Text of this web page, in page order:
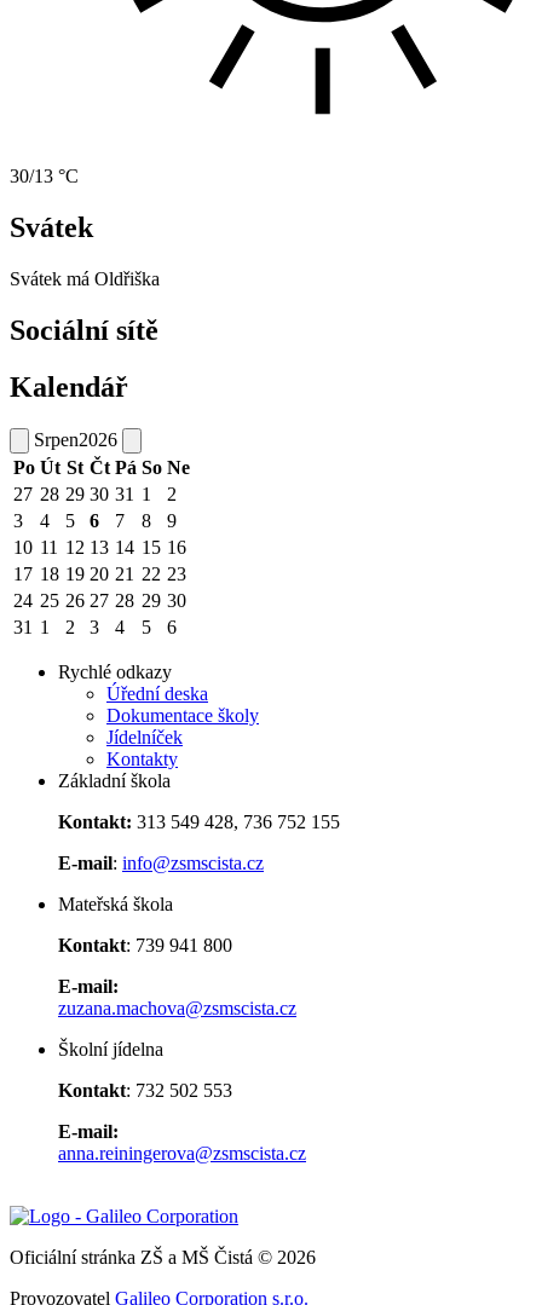
30/13 °C
Svátek
Svátek má Oldřiška
Sociální sítě
Kalendář
Srpen2026
Po Út St Čt Pá So Ne
27 28 29 30 31 1
2
3
4 5 6 7 8
9
10 11 12 13 14 15 16
17 18 19 20 21 22 23
24 25 26 27 28 29 30
31 1 2 3 4 5 6
Rychlé odkazy
Úřední deska
Dokumentace školy
Jídelníček
Kontakty
Základní škola
Kontakt: 313 549 428, 736 752 155
E-mail: info@zsmscista.cz
Mateřská škola
Kontakt: 739 941 800
E-mail:
zuzana.machova@zsmscista.cz
Školní jídelna
Kontakt: 732 502 553
E-mail:
anna.reiningerova@zsmscista.cz
Oficiální stránka ZŠ a MŠ Čistá © 2026
Provozovatel Galileo Corporation s.r.o.